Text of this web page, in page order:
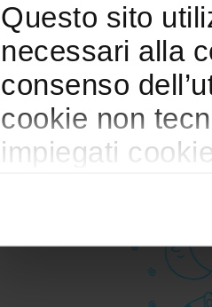
Questo sito
necessari alla
consenso
cookie non
impiegati
durante la
Per maggiori